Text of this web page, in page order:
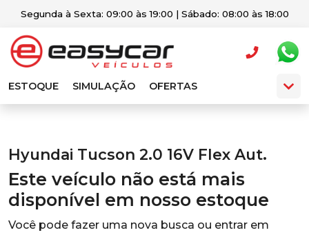
Segunda à Sexta: 09:00 às 19:00 | Sábado: 08:00 às 18:00
ESTOQUE SIMULAÇÃO OFERTAS
Hyundai Tucson 2.0 16V Flex Aut.
Este veículo não está mais
disponível em nosso estoque
Você pode fazer uma nova busca ou entrar em